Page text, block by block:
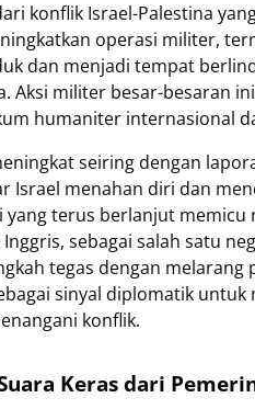
konflik Israel-Palestina
operasi militer,
dan menjadi tempat
Aksi militer besar-besaran
humaniter internasional
seiring dengan
Israel menahan diri dan
yang terus berlanjut
sebagai salah satu
tegas dengan melarang
sinyal diplomatik
konflik.
Keras dari